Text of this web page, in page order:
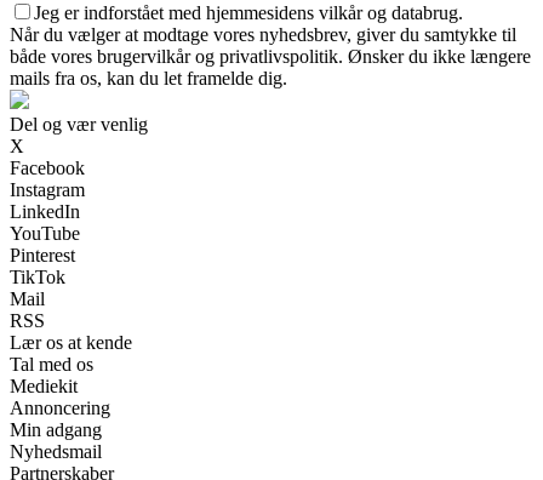
Jeg er indforstået med hjemmesidens vilkår og databrug.
Når du vælger at modtage vores nyhedsbrev, giver du samtykke til
både vores brugervilkår og privatlivspolitik. Ønsker du ikke længere
mails fra os, kan du let framelde dig.
Del og vær venlig
X
Facebook
Instagram
LinkedIn
YouTube
Pinterest
TikTok
Mail
RSS
Lær os at kende
Tal med os
Mediekit
Annoncering
Min adgang
Nyhedsmail
Partnerskaber